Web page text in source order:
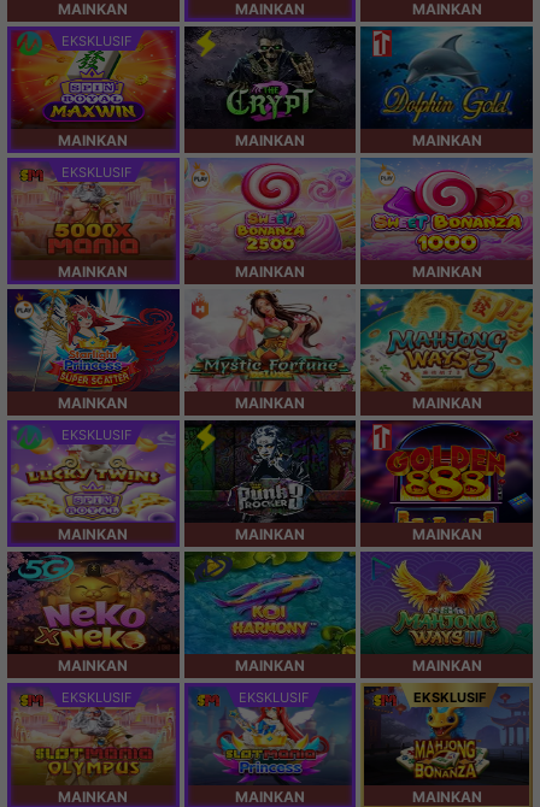
MAINKAN MAINKAN MAINKAN
EKSKLUSIF
MAINKAN MAINKAN MAINKAN
EKSKLUSIF
MAINKAN MAINKAN MAINKAN
MAINKAN MAINKAN MAINKAN
EKSKLUSIF
MAINKAN MAINKAN MAINKAN
MAINKAN MAINKAN MAINKAN
EKSKLUSIF
MAINKAN
EKSKLUSIF
MAINKAN
EKSKLUSIF
MAINKAN